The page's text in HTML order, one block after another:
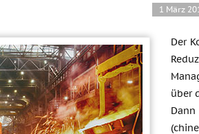
1 März
Der
über